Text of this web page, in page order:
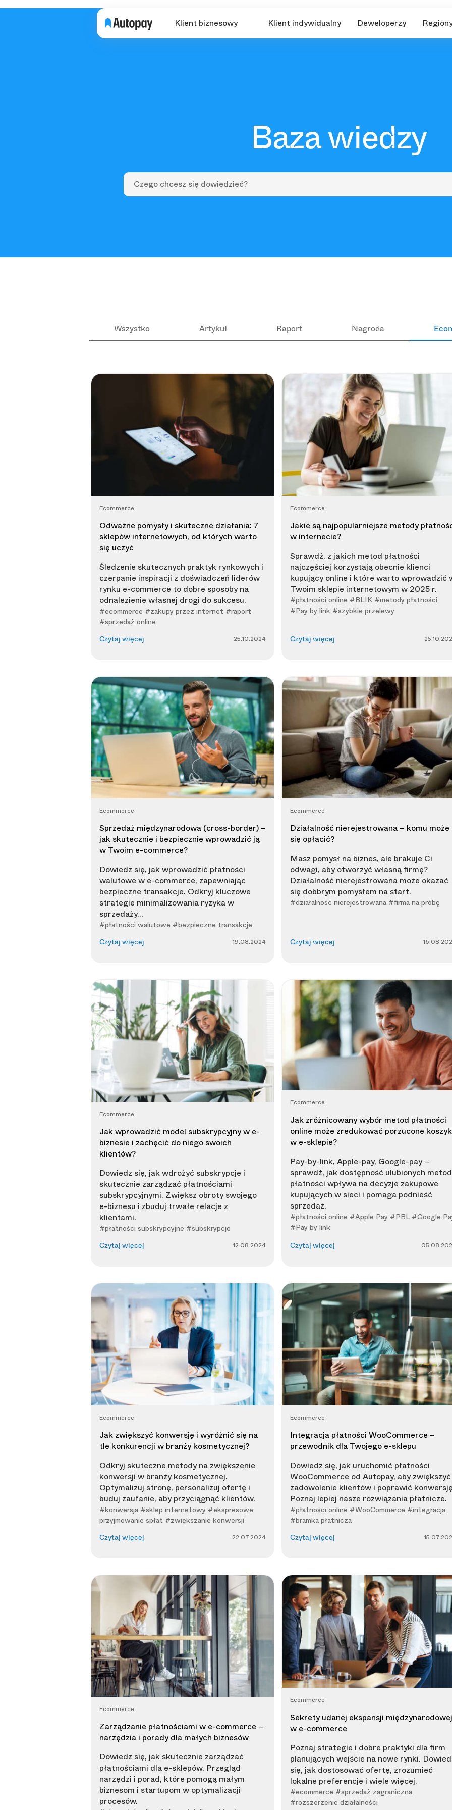
Klient biznesowy Klient indywidualny Deweloperzy
Baza wiedzy
Wszystko Artykuł Raport Nagroda
Ecommerce
Odważne pomysły i skuteczne działania: 7
sklepów internetowych, od których warto
się uczyć
Śledzenie skutecznych praktyk rynkowych i
czerpanie inspiracji z doświadczeń liderów
rynku e-commerce to dobre sposoby na
odnalezienie własnej drogi do sukcesu.
#ecommerce #zakupy przez internet #raport
#sprzedaż online
Czytaj więcej 25.10.2024
Ecommerce
Jakie są najpopularniejsze metody
w internecie?
Sprawdź, z jakich metod płatności
najczęściej korzystają obecnie klienci
kupujący online i które warto wprowadzić
Twoim sklepie internetowym w 2025 r.
#płatności online #BLIK #metody płatności
#Pay by link #szybkie przelewy
Czytaj więcej
Ecommerce
Sprzedaż międzynarodowa (cross-border) –
jak skutecznie i bezpiecznie wprowadzić ją
w Twoim e-commerce?
Dowiedz się, jak wprowadzić płatności
walutowe w e-commerce, zapewniając
bezpieczne transakcje. Odkryj kluczowe
strategie minimalizowania ryzyka w
sprzedaży...
#płatności walutowe #bezpieczne transakcje
Czytaj więcej 19.08.2024
Ecommerce
Działalność nierejestrowana – komu może
się opłacić?
Masz pomysł na biznes, ale brakuje Ci
odwagi, aby otworzyć własną firmę?
Działalność nierejestrowana może okazać
się dobbrym pomysłem na start.
#działalność nierejestrowana #firma na próbę
Czytaj więcej
Ecommerce
Jak wprowadzić model subskrypcyjny w e-
biznesie i zachęcić do niego swoich
klientów?
Dowiedz się, jak wdrożyć subskrypcje i
skutecznie zarządzać płatnościami
subskrypcyjnymi. Zwiększ obroty swojego
e-biznesu i zbuduj trwałe relacje z
klientami.
#płatności subskrypcyjne #subskrypcje
Czytaj więcej 12.08.2024
Ecommerce
Jak zróżnicowany wybór metod płatności
online może zredukować porzucone
w e-sklepie?
Pay-by-link, Apple-pay, Google-pay –
sprawdź, jak dostępność ulubionych metod
płatności wpływa na decyzje zakupowe
kupujących w sieci i pomaga podnieść
sprzedaż.
#płatności online #Apple Pay #PBL #Google
#Pay by link
Czytaj więcej
Ecommerce
Jak zwiększyć konwersję i wyróżnić się na
tle konkurencji w branży kosmetycznej?
Odkryj skuteczne metody na zwiększenie
konwersji w branży kosmetycznej.
Optymalizuj stronę, personalizuj ofertę i
buduj zaufanie, aby przyciągnąć klientów.
#konwersja #sklep internetowy #ekspresowe
przyjmowanie spłat #zwiększanie konwersji
Czytaj więcej 22.07.2024
Ecommerce
Integracja płatności WooCommerce –
przewodnik dla Twojego e-sklepu
Dowiedz się, jak uruchomić płatności
WooCommerce od Autopay, aby zwiększyć
zadowolenie klientów i poprawić
Poznaj lepiej nasze rozwiązania płatnicze.
#płatności online #WooCommerce #integracja
#bramka płatnicza
Czytaj więcej
Ecommerce
Zarządzanie płatnościami w e-commerce –
narzędzia i porady dla małych biznesów
Dowiedz się, jak skutecznie zarządzać
płatnościami dla e-sklepów. Przegląd
narzędzi i porad, które pomogą małym
biznesom i startupom w optymalizacji
procesów.
Ecommerce
Sekrety udanej ekspansji międzynarodowej
w e-commerce
Poznaj strategie i dobre praktyki dla firm
planujących wejście na nowe rynki.
się, jak dostosować ofertę, zrozumieć
lokalne preferencje i wiele więcej.
#ecommerce #sprzedaż zagraniczna
#rozszerzenie działalności